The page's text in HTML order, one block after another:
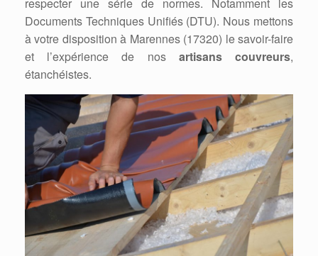
Documents Techniques Unifiés (DTU). Nous mettons
à votre disposition à Marennes (17320) le savoir-faire
et l’expérience de nos artisans couvreurs,
étanchéistes.